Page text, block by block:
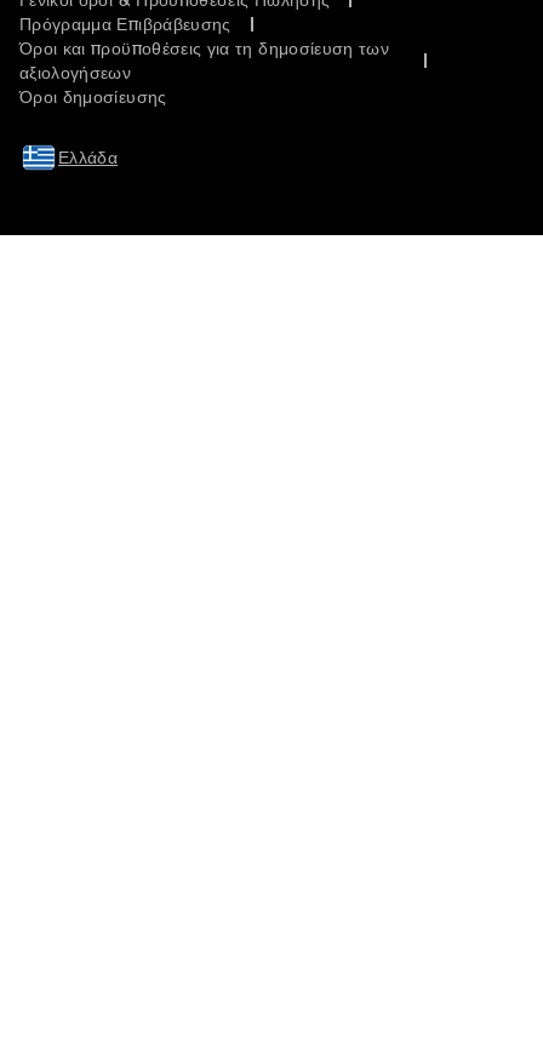
Πρόγραμμα Επιβράβευσης
Όροι και προϋποθέσεις για τη δημοσίευση των
αξιολογήσεων
Όροι δημοσίευσης
Ελλάδα